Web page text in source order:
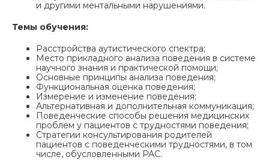
и другими ментальными нарушениями.
Темы обучения:
Расстройства аутистического спектра;
Место прикладного анализа поведения в системе
научного знания и практической помощи;
Основные принципы анализа поведения;
Функциональная оценка поведения;
Измерение и изменение поведения;
Альтернативная и дополнительная коммуникация;
Поведенческие способы решения медицинских
проблем у пациентов с трудностями поведения;
Стратегии консультирования родителей
пациентов с поведенческими трудностями, в том
числе, обусловленными РАС.